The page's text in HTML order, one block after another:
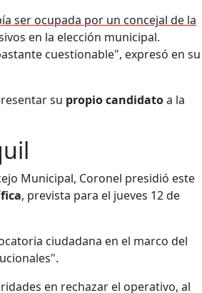
ser ocupada por un concejal de la
en la elección municipal.
cuestionable", expresó en su
su propiocandidatoa la
Municipal, Coronel presidió este
, prevista para el jueves 12 de
ciudadana en el marco del
en rechazar el operativo, al